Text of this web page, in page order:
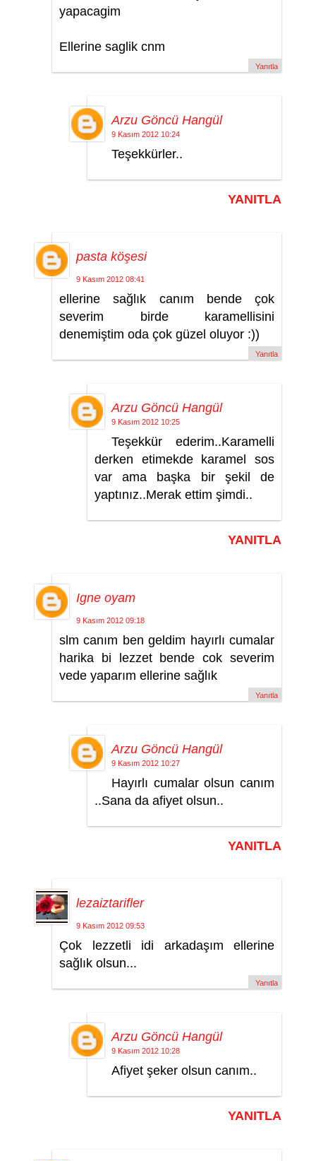
yapacagim
Ellerine saglik cnm
Yanıtla
Arzu Göncü Hangül
9 Kasım 2012 10:24
Teşekkürler..
YANITLA
pasta köşesi
9 Kasım 2012 08:41
ellerine sağlık canım bende çok
severim birde karamellisini
denemiştim oda çok güzel oluyor :))
Yanıtla
Arzu Göncü Hangül
9 Kasım 2012 10:25
Teşekkür ederim..Karamelli
derken etimekde karamel sos
var ama başka bir şekil de
yaptınız..Merak ettim şimdi..
YANITLA
Igne oyam
9 Kasım 2012 09:18
slm canım ben geldim hayırlı cumalar
harika bi lezzet bende cok severim
vede yaparım ellerine sağlık
Yanıtla
Arzu Göncü Hangül
9 Kasım 2012 10:27
Hayırlı cumalar olsun canım
..Sana da afiyet olsun..
YANITLA
lezaiztarifler
9 Kasım 2012 09:53
Çok lezzetli idi arkadaşım ellerine
sağlık olsun...
Yanıtla
Arzu Göncü Hangül
9 Kasım 2012 10:28
Afiyet şeker olsun canım..
YANITLA